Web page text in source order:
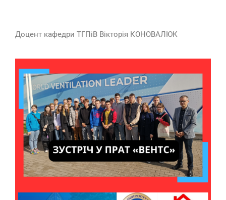
Доцент кафедри ТГПіВ Вікторія КОНОВАЛЮК